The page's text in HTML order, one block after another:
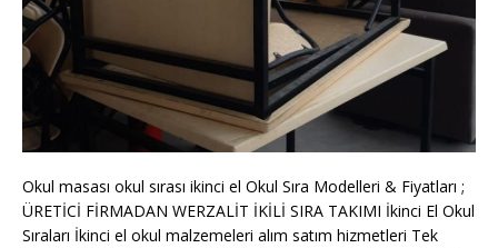
Okul masası okul sırası ikinci el Okul Sıra Modelleri & Fiyatları ;
ÜRETİCİ FİRMADAN WERZALİT İKİLİ SIRA TAKIMI İkinci El Okul
Sıraları İkinci el okul malzemeleri alım satım hizmetleri Tek